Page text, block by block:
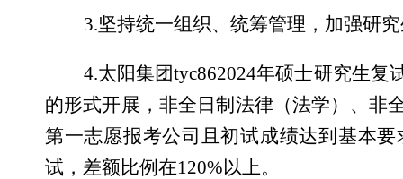
3.坚持统一组织、统筹管理，加强研
4.太阳集团tyc862024年硕士研究生复
的形式开展，非全日制法律（法学）、非
第一志愿报考公司且初试成绩达到基本要
试，差额比例在120%以上。